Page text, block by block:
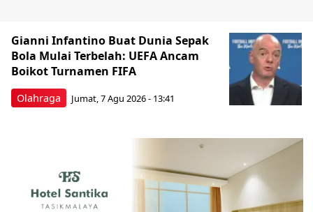
Olahraga
Gianni Infantino Buat Dunia Sepak
Bola Mulai Terbelah: UEFA Ancam
Boikot Turnamen FIFA
Jumat, 7 Agu 2026 - 13:41